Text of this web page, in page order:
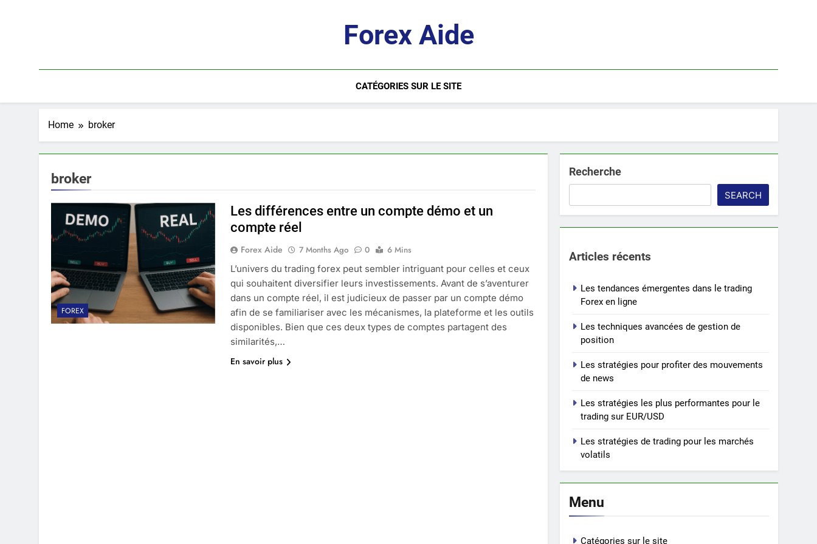
Forex Aide
CATÉGORIES SUR LE SITE
Home broker
broker
FOREX
Les différences entre un compte démo et un
compte réel
Forex Aide 7 Months Ago 0
6 Mins
L’univers du trading forex peut sembler intriguant pour celles et ceux
qui souhaitent diversifier leurs investissements. Avant de s’aventurer
dans un compte réel, il est judicieux de passer par un compte démo
afin de se familiariser avec les mécanismes, la plateforme et les outils
disponibles. Bien que ces deux types de comptes partagent des
similarités,…
En savoir plus
Recherche
SEARCH
Articles récents
Les tendances émergentes dans le trading
Forex en ligne
Les techniques avancées de gestion de
position
Les stratégies pour profiter des mouvements
de news
Les stratégies les plus performantes pour le
trading sur EUR/USD
Les stratégies de trading pour les marchés
volatils
Menu
Catégories sur le site